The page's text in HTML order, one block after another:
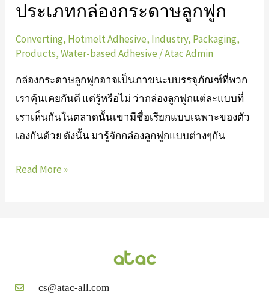
ประเภทกล่องกระดาษลูกฟูก
Converting, Hotmelt Adhesive, Industry, Packaging,
Products,Water-based Adhesive /Atac Admin
กล่องกระดาษลูกฟูกอาจเป็นภาขนะบบรรจุภัณฑ์ที่พวก
เราคุ้นเคยกันดี แต่รู้หรือไม่ ว่ากล่องลูกฟูกแต่ละแบบที่
เราเห็นกันในตลาดนั้นเขามีชื่อเรียกแบบเฉพาะของตัว
เองกันด้วย ดังนั้น มารู้จักกล่องลูกฟูกแบบต่างๆกัน
Read More »
cs@atac-all.com